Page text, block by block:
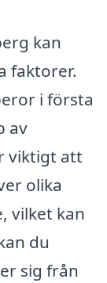
kan
faktorer.
i första
av
viktigt att
olika
vilket kan
du
sig från